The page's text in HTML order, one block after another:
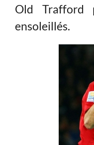
Old Trafford
ensoleillés.